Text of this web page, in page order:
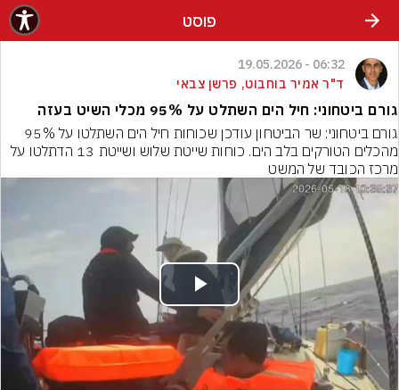
פוסט
06:32 - 19.05.2026
ד"ר אמיר בוחבוט, פרשן צבאי
גורם ביטחוני: חיל הים השתלט על 95% מכלי השיט בעזה
מרכז הכובד של המשט
Play
Video